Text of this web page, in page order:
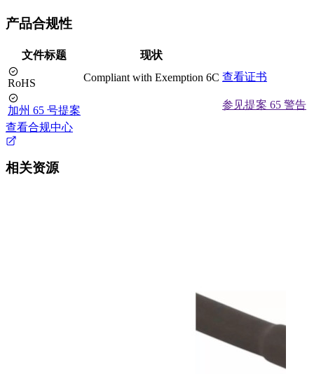
产品合规性
文件标题 现状
RoHS Compliant with Exemption 6C 查看证书
加州 65 号提案
参见提案 65 警告
查看合规中心
相关资源